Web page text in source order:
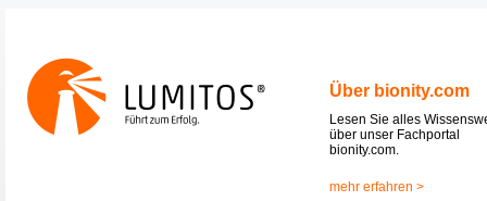
Über bionity.com
Lesen Sie alles
über unser Fachportal
bionity.com.
mehr erfahren >